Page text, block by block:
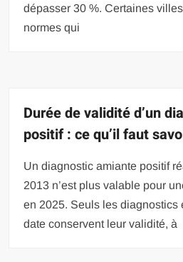
dépasser 30 %. Certaines
normes qui
Durée de validité d’un
positif : ce qu’il faut
Un diagnostic amiante positif
2013 n’est plus valable pour
en 2025. Seuls les diagnostics
date conservent leur validité, à